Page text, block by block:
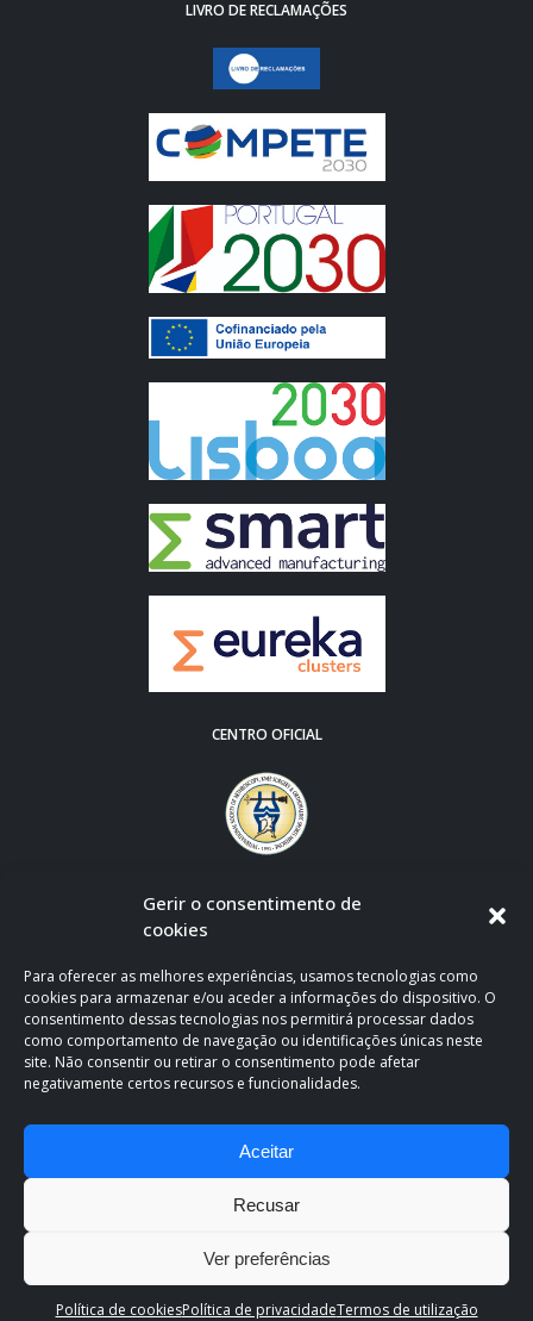
Gerir o consentimento de
cookies
Para oferecer as melhores experiências, usamos tecnologias como
cookies para armazenar e/ou aceder a informações do dispositivo. O
consentimento dessas tecnologias nos permitirá processar dados
como comportamento de navegação ou identificações únicas neste
site. Não consentir ou retirar o consentimento pode afetar
negativamente certos recursos e funcionalidades.
Aceitar
Recusar
Ver preferências
Política de cookiesPolítica de privacidadeTermos de utilização
LIVRO DE RECLAMAÇÕES
CENTRO OFICIAL